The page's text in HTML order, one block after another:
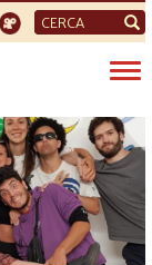
Form
di
ricerca